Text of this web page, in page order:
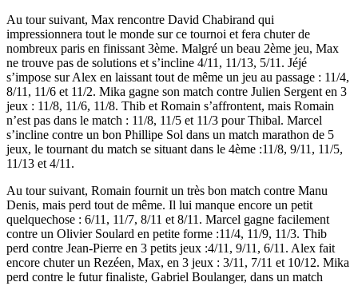
Au tour suivant, Max rencontre David Chabirand qui
impressionnera tout le monde sur ce tournoi et fera chuter de
nombreux paris en finissant 3ème. Malgré un beau 2ème jeu, Max
ne trouve pas de solutions et s’incline 4/11, 11/13, 5/11. Jéjé
s’impose sur Alex en laissant tout de même un jeu au passage : 11/4,
8/11, 11/6 et 11/2. Mika gagne son match contre Julien Sergent en 3
jeux : 11/8, 11/6, 11/8. Thib et Romain s’affrontent, mais Romain
n’est pas dans le match : 11/8, 11/5 et 11/3 pour Thibal. Marcel
s’incline contre un bon Phillipe Sol dans un match marathon de 5
jeux, le tournant du match se situant dans le 4ème :11/8, 9/11, 11/5,
11/13 et 4/11.
Au tour suivant, Romain fournit un très bon match contre Manu
Denis, mais perd tout de même. Il lui manque encore un petit
quelquechose : 6/11, 11/7, 8/11 et 8/11. Marcel gagne facilement
contre un Olivier Soulard en petite forme :11/4, 11/9, 11/3. Thib
perd contre Jean-Pierre en 3 petits jeux :4/11, 9/11, 6/11. Alex fait
encore chuter un Rezéen, Max, en 3 jeux : 3/11, 7/11 et 10/12. Mika
perd contre le futur finaliste, Gabriel Boulanger, dans un match